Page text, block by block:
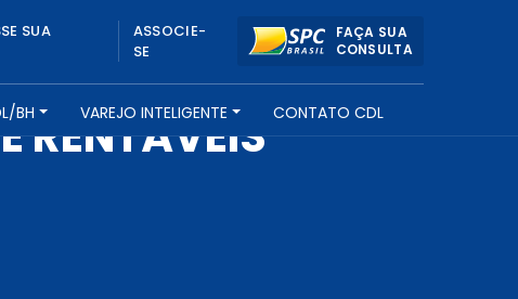
SUA
ASSOCIE-
SE
FAÇA SUA
CONSULTA
BH VAREJO INTELIGENTE CONTATO CDL
RENTÁVEIS